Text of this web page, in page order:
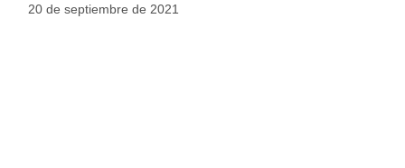
20 de septiembre de 2021